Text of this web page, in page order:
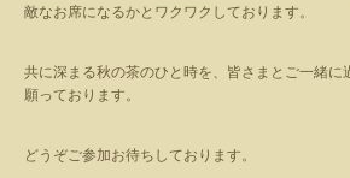
敵なお席になるかとワクワクしております。
共に深まる秋の茶のひと時を、皆さまとご一緒に
願っております。
どうぞご参加お待ちしております。